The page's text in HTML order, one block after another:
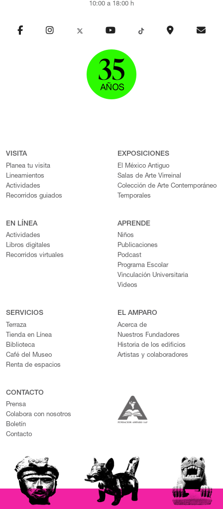
10:00 a 18:00 h
VISITA
Planea tu visita
Lineamientos
Actividades
Recorridos guiados
EXPOSICIONES
El México Antiguo
Salas de Arte Virreinal
Colección de Arte Contemporáneo
Temporales
EN LÍNEA
Actividades
Libros digitales
Recorridos virtuales
APRENDE
Niños
Publicaciones
Podcast
Programa Escolar
Vinculación Universitaria
Videos
SERVICIOS
Terraza
Tienda en Línea
Biblioteca
Café del Museo
Renta de espacios
EL AMPARO
Acerca de
Nuestros Fundadores
Historia de los edificios
Artistas y colaboradores
CONTACTO
Prensa
Colabora con nosotros
Boletín
Contacto